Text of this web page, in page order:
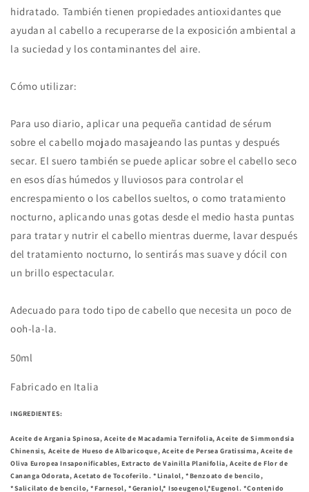
hidratado. También tienen propiedades antioxidantes que
ayudan al cabello a recuperarse de la exposición ambiental a
la suciedad y los contaminantes del aire.
Cómo utilizar:
Para uso diario, aplicar una pequeña cantidad de sérum
sobre el cabello mojado masajeando las puntas y después
secar. El suero también se puede aplicar sobre el cabello seco
en esos días húmedos y lluviosos para controlar el
encrespamiento o los cabellos sueltos, o como tratamiento
nocturno, aplicando unas gotas desde el medio hasta puntas
para tratar y nutrir el cabello mientras duerme, lavar después
del tratamiento nocturno, lo sentirás mas suave y dócil con
un brillo espectacular.
Adecuado para todo tipo de cabello que necesita un poco de
ooh-la-la.
50ml
Fabricado en Italia
INGREDIENTES:
Aceite de Argania Spinosa, Aceite de Macadamia Ternifolia, Aceite de Simmondsia
Chinensis, Aceite de Hueso de Albaricoque, Aceite de Persea Gratissima, Aceite de
Oliva Europea Insaponificables, Extracto de Vainilla Planifolia, Aceite de Flor de
Cananga Odorata, Acetato de Tocoferilo. *Linalol, *Benzoato de bencilo,
*Salicilato de bencilo, *Farnesol, *Geraniol,* Isoeugenol,*Eugenol. *Contenido